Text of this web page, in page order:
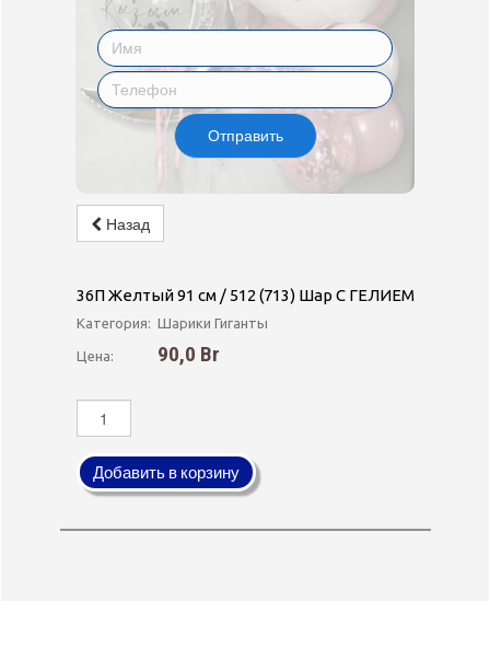
Отправить
Назад
36П Желтый 91 см / 512 (713) Шар С ГЕЛИЕМ
Категория: Шарики Гиганты
Цена: 90,0 Br
Добавить в корзину